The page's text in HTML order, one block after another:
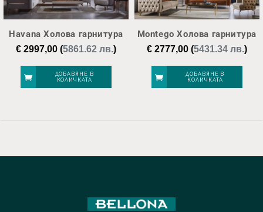
Havana Холова гарнитура
€ 2997,00 (5861.62 лв.)
ДОБАВЯНЕ В
КОЛИЧКАТА
Montego Холова гарнитура
€2777,00(5431.34 лв.)
ДОБАВЯНЕ В
КОЛИЧКАТА